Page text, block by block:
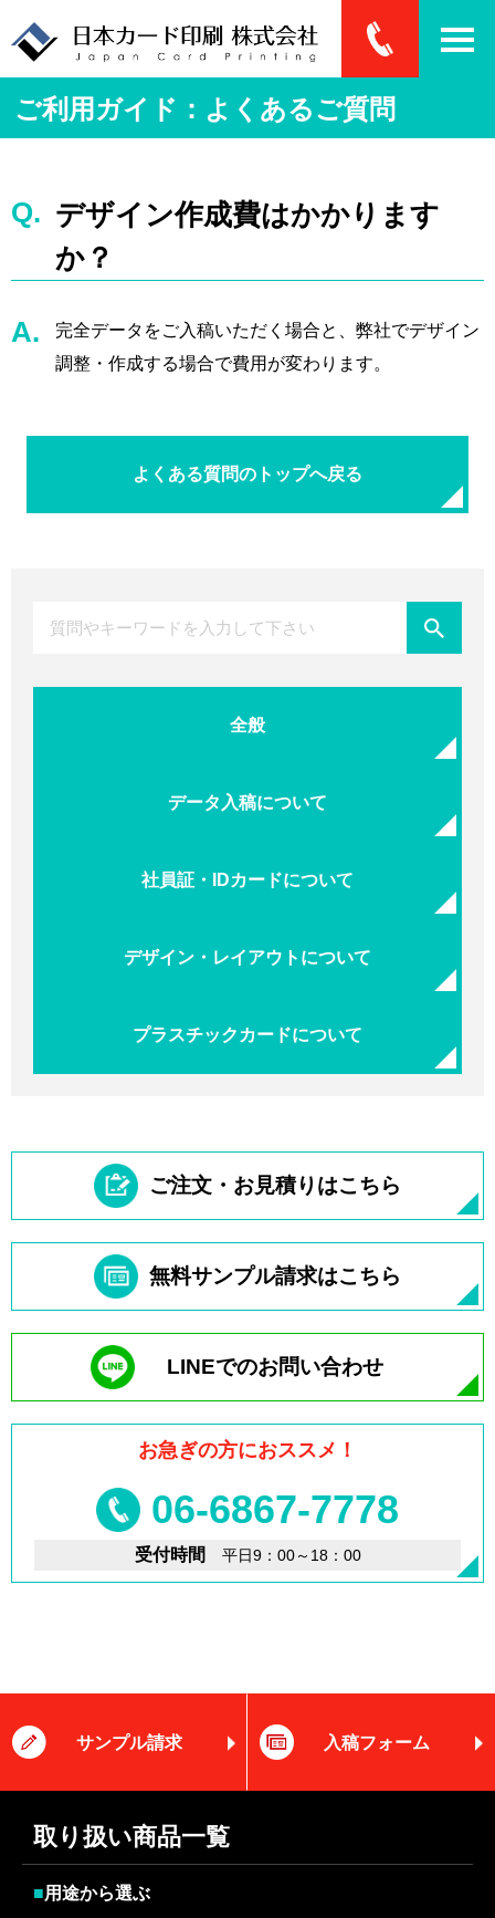
ご利用ガイド：よくあるご質問
デザイン作成費はかかります
か？
完全データをご入稿いただく場合と、弊社でデザイン
調整・作成する場合で費用が変わります。
よくある質問のトップへ戻る
全般
データ入稿について
社員証・IDカードについて
デザイン・レイアウトについて
プラスチックカードについて
ご注文・お見積りはこちら
無料サンプル請求はこちら
LINEでのお問い合わせ
お急ぎの方におススメ！
06-6867-7778
受付時間 平日9：00～18：00
サンプル請求 入稿フォーム
取り扱い商品一覧
■用途から選ぶ